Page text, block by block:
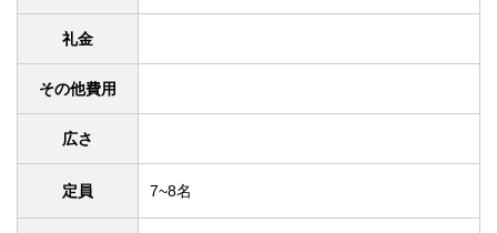
礼金
その他費用
広さ
定員 7~8名